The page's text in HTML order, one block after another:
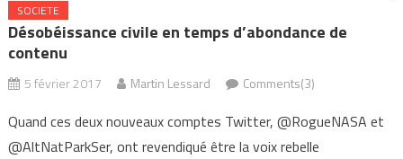
SOCIETE
Désobéissance civile en temps d’abondance de
contenu
5 février 2017 Martin Lessard Comments(3)
Quand ces deux nouveaux comptes Twitter, @RogueNASA et
@AltNatParkSer, ont revendiqué être la voix rebelle